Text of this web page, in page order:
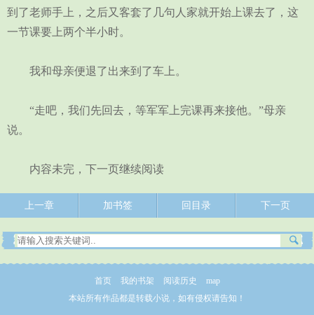
到了老师手上，之后又客套了几句人家就开始上课去了，这
一节课要上两个半小时。
我和母亲便退了出来到了车上。
“走吧，我们先回去，等军军上完课再来接他。”母亲
说。
内容未完，下一页继续阅读
上一章 加书签 回目录 下一页
首页 我的书架 阅读历史
map
本站所有作品都是转载小说，如有侵权请告知！